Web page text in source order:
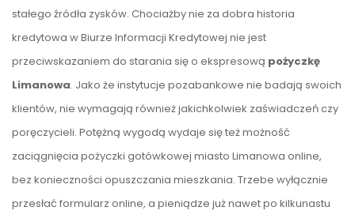
stałego źródła zysków. Chociażby nie za dobra historia
kredytowa w Biurze Informacji Kredytowej nie jest
przeciwskazaniem do starania się o ekspresową pożyczkę
Limanowa. Jako że instytucje pozabankowe nie badają swoich
klientów, nie wymagają również jakichkolwiek zaświadczeń czy
poręczycieli. Potężną wygodą wydaje się też możność
zaciągnięcia pożyczki gotówkowej miasto Limanowa online,
bez konieczności opuszczania mieszkania. Trzebe wyłącznie
przesłać formularz online, a pieniądze już nawet po kilkunastu